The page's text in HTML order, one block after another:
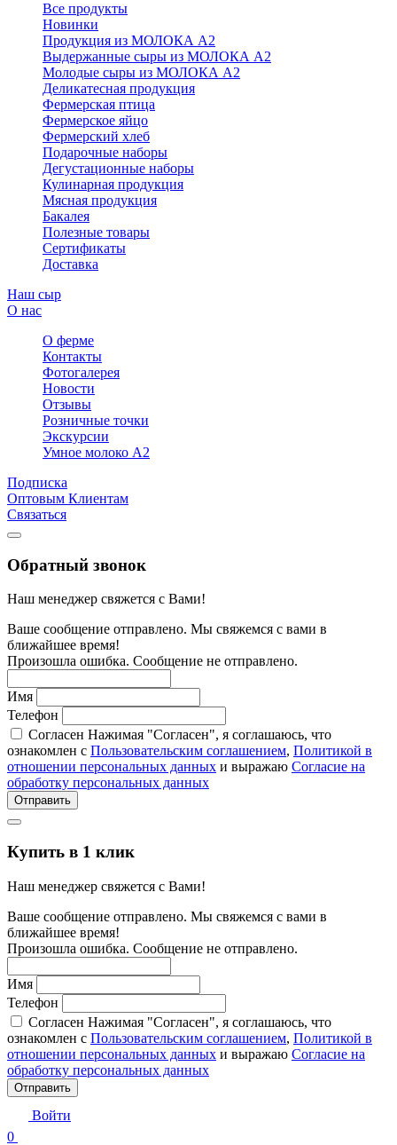
Все продукты
Новинки
Продукция из МОЛОКА А2
Выдержанные сыры из МОЛОКА А2
Молодые сыры из МОЛОКА А2
Деликатесная продукция
Фермерская птица
Фермерское яйцо
Фермерский хлеб
Подарочные наборы
Дегустационные наборы
Кулинарная продукция
Мясная продукция
Бакалея
Полезные товары
Сертификаты
Доставка
Наш сыр
О нас
О ферме
Контакты
Фотогалерея
Новости
Отзывы
Розничные точки
Экскурсии
Умное молоко А2
Подписка
Оптовым Клиентам
Связаться
Обратный звонок
Наш менеджер свяжется с Вами!
Ваше сообщение отправлено. Мы свяжемся с вами в
ближайшее время!
Произошла ошибка. Сообщение не отправлено.
Имя
Телефон
Согласен Нажимая "Согласен", я соглашаюсь, что
ознакомлен с Пользовательским соглашением, Политикой в
отношении персональных данных и выражаю Согласие на
обработку персональных данных
Отправить
Купить в 1 клик
Наш менеджер свяжется с Вами!
Ваше сообщение отправлено. Мы свяжемся с вами в
ближайшее время!
Произошла ошибка. Сообщение не отправлено.
Имя
Телефон
Согласен Нажимая "Согласен", я соглашаюсь, что
ознакомлен с Пользовательским соглашением, Политикой в
отношении персональных данных и выражаю Согласие на
обработку персональных данных
Отправить
Войти
0